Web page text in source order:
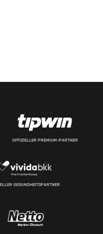
OFFIZIELLER PREMIUM-PARTNER
GESUNDHEITSPARTNER